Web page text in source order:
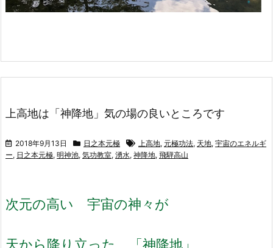
上高地は「神降地」気の場の良いところです
2018年9月13日 日之本元極 上高地, 元極功法, 天地, 宇宙のエネルギ
ー, 日之本元極, 明神池, 気功教室, 湧水, 神降地, 飛騨高山
次元の高い 宇宙の神々が
天から降り立った 「神降地」